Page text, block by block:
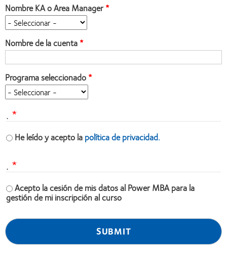
Nombre KA o Area Manager
Nombre de la cuenta
Programa seleccionado
.
He leído y acepto lapolítica de privacidad.
.
Acepto la cesión de mis datos al Power MBA para la
gestión de mi inscripción al curso